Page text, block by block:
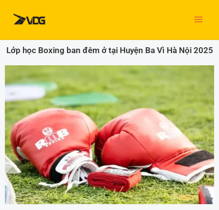
dung
Lớp học Boxing ban đêm ở tại Huyện Ba Vì Hà Nội 2025